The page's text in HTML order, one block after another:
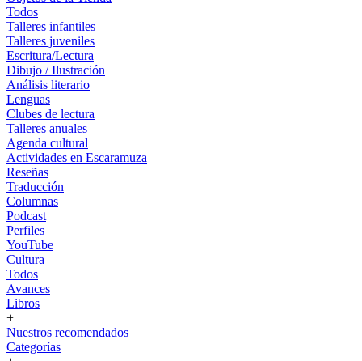
Todos
Talleres infantiles
Talleres juveniles
Escritura/Lectura
Dibujo / Ilustración
Análisis literario
Lenguas
Clubes de lectura
Talleres anuales
Agenda cultural
Actividades en Escaramuza
Reseñas
Traducción
Columnas
Podcast
Perfiles
YouTube
Cultura
Todos
Avances
Libros
+
Nuestros recomendados
Categorías